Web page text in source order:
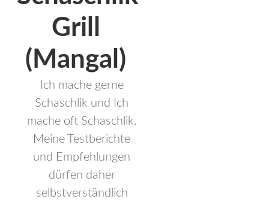
Grill
(Mangal)
Ich mache gerne
Schaschlik und Ich
mache oft Schaschlik.
Meine Testberichte
und Empfehlungen
dürfen daher
selbstverständlich